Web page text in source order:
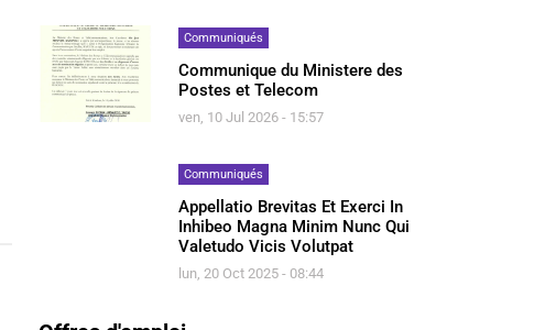
Communiqués
Communique du Ministere des
Postes et Telecom
ven, 10 Jul 2026 - 15:57
Communiqués
Appellatio Brevitas Et Exerci In
Inhibeo Magna Minim Nunc Qui
Valetudo Vicis Volutpat
lun, 20 Oct 2025 - 08:44